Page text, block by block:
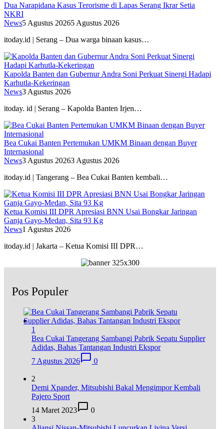
Dua Narapidana Kasus Terorisme di Lapas Serang Ikrar Setia
NKRI
News5 Agustus 20265 Agustus 2026
itoday.id | Serang – Dua warga binaan kasus…
Kapolda Banten dan Gubernur Andra Soni Perkuat Sinergi Hadapi
Karhutla-Kekeringan
News3 Agustus 2026
itoday. id | Serang – Kapolda Banten Irjen…
Bea Cukai Banten Pertemukan UMKM Binaan dengan Buyer
Internasional
News3 Agustus 20263 Agustus 2026
itoday.id | Tangerang – Bea Cukai Banten kembali…
Ketua Komisi III DPR Apresiasi BNN Usai Bongkar Jaringan
Ganja Gayo-Medan, Sita 93 Kg
News1 Agustus 2026
itoday.id | Jakarta – Ketua Komisi III DPR…
Pos Populer
1
Bea Cukai Tangerang Sambangi Pabrik Sepatu Supplier
Adidas, Bahas Tantangan Industri Ekspor
7 Agustus 2026
0
2
Demi Xpander, Mitsubishi Bakal Mengimpor Kembali
Pajero Sport
14 Maret 2023
0
3